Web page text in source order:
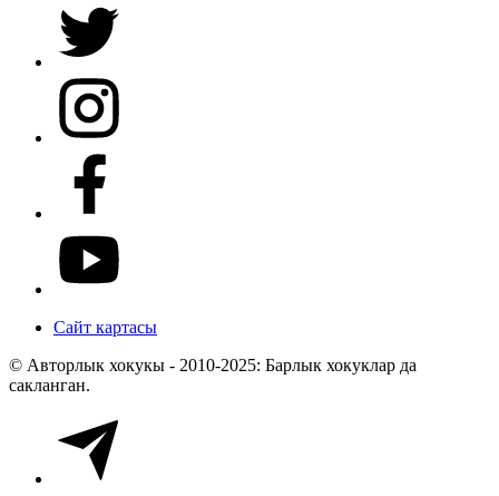
Сайт картасы
© Авторлык хокукы - 2010-2025: Барлык хокуклар да
сакланган.